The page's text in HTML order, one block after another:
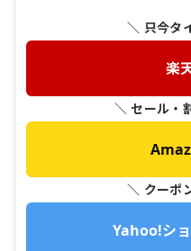
＼ 只今タ
楽
＼ セール・
＼ クーポ
Yahoo!シ